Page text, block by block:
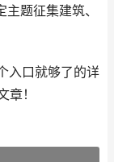
题征集建筑、
入口就够了的详
！